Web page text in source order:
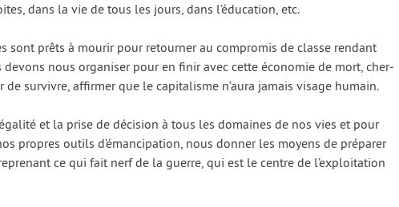
dans la vie de tous les jours, dans l’éducation, etc.
sont prêts à mou­rir pour retour­ner au com­pro­mis de classe ren­dant
nous orga­ni­ser pour en finir avec cette éco­no­mie de mort, cher­
sur­vivre, affir­mer que le capi­ta­lisme n’au­ra jamais visage humain.
et la prise de déci­sion à tous les domaines de nos vies et pour
propres outils d’émancipation, nous don­ner les moyens de pré­pa­rer
ce qui fait nerf de la guerre, qui est le centre de l’exploitation